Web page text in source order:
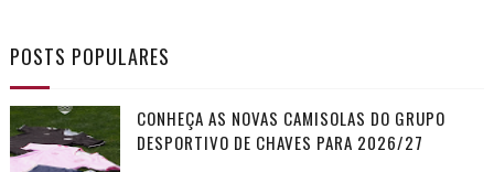
POSTS POPULARES
CONHEÇA AS NOVAS CAMISOLAS DO GRUPO
DESPORTIVO DE CHAVES PARA 2026/27